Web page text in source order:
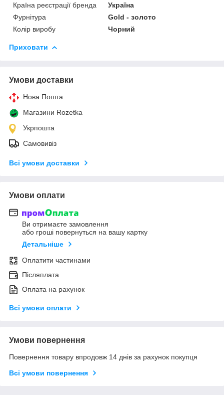
Країна реєстрації бренда
Україна
Фурнітура
Gold - золото
Колір виробу
Чорний
Приховати
Умови доставки
Нова Пошта
Магазини Rozetka
Укрпошта
Самовивіз
Всі умови доставки
Умови оплати
Ви отримаєте замовлення
або гроші повернуться на вашу картку
Детальніше
Оплатити частинами
Післяплата
Оплата на рахунок
Всі умови оплати
Умови повернення
Повернення товару впродовж 14 днів за рахунок покупця
Всі умови повернення